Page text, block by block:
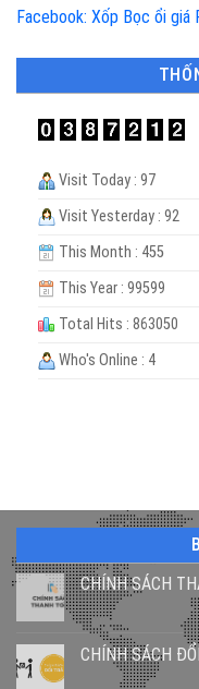
Facebook: Xốp Bọc ổi giá
Visit Today : 97
Visit Yesterday : 92
This Month : 455
This Year : 99599
Total Hits : 863050
Who's Online : 4
CHÍNH SÁCH
CHÍNH SÁCH